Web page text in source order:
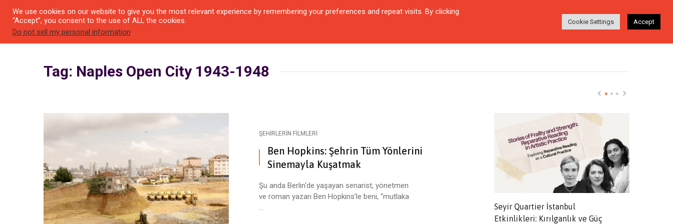
SEYIR QUARTIER KARŞILAŞMALAR ZAMANIN İÇINDEN SÖYLEŞI Login Ara
Tag: Naples Open City 1943-1948
ŞEHIRLERIN FILMLERI
Ben Hopkins: Şehrin Tüm Yönlerini
Sinemayla Kuşatmak
Şu anda Berlin‘de yaşayan senarist, yönetmen
ve roman yazarı Ben Hopkins’le beni, “mutlaka
...
Kurgu ve Gerçekliğin Diyaloğu:
İki Deprem Arasında İstanbul
Seyir Quartier İstanbul
Etkinlikleri: Kırılganlık ve Güç
We use cookies on our website to give you the most relevant experience by remembering your preferences and repeat visits. By clicking
“Accept”, you consent to the use of ALL the cookies.
Do not sell my personal information.
Cookie Settings Accept